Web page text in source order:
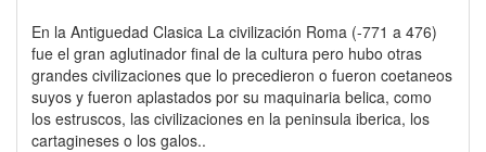
En la Antiguedad Clasica La civilización Roma (-771 a 476)
fue el gran aglutinador final de la cultura pero hubo otras
grandes civilizaciones que lo precedieron o fueron coetaneos
suyos y fueron aplastados por su maquinaria belica, como
los estruscos, las civilizaciones en la peninsula iberica, los
cartagineses o los galos..